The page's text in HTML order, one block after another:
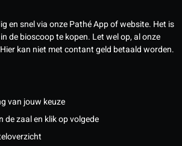
en snel via onze Pathé App of website. Het is
de bioscoop te kopen. Let wel op, al onze
kan niet met contant geld betaald worden.
van jouw keuze
de zaal en klik op volgede